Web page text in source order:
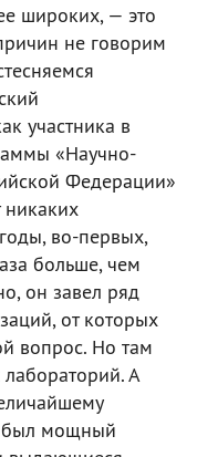
широких, — это
не говорим
участника в
«Научно-
Федерации»
во-первых,
больше, чем
он завел ряд
от которых
вопрос. Но там
А
был мощный